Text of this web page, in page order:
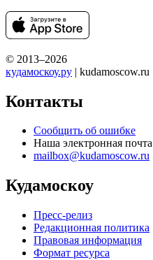
© 2013–2026
кудамоскоу.ру | kudamoscow.ru
Контакты
Сообщить об ошибке
Наша электронная почта
mailbox@kudamoscow.ru
Кудамоскоу
Пресс-релиз
Редакционная политика
Правовая информация
Формат ресурса